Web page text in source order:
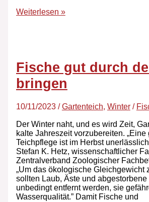
Weiterlesen »
Fische gut durch
bringen
10/11/2023 /Gartenteich, Winter/
Der Winter naht, und es wird Zeit,
kalte Jahreszeit vorzubereiten.
Teichpflege ist im Herbst
Stefan K. Hetz, wissenschaftlicher
Zentralverband Zoologischer
„Um das ökologische Gleichgewicht
sollten Laub, Äste und abgestorbene
unbedingt entfernt werden, sie
Wasserqualität.” Damit Fische und